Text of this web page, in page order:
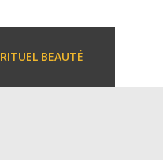
RITUEL BEAUTÉ